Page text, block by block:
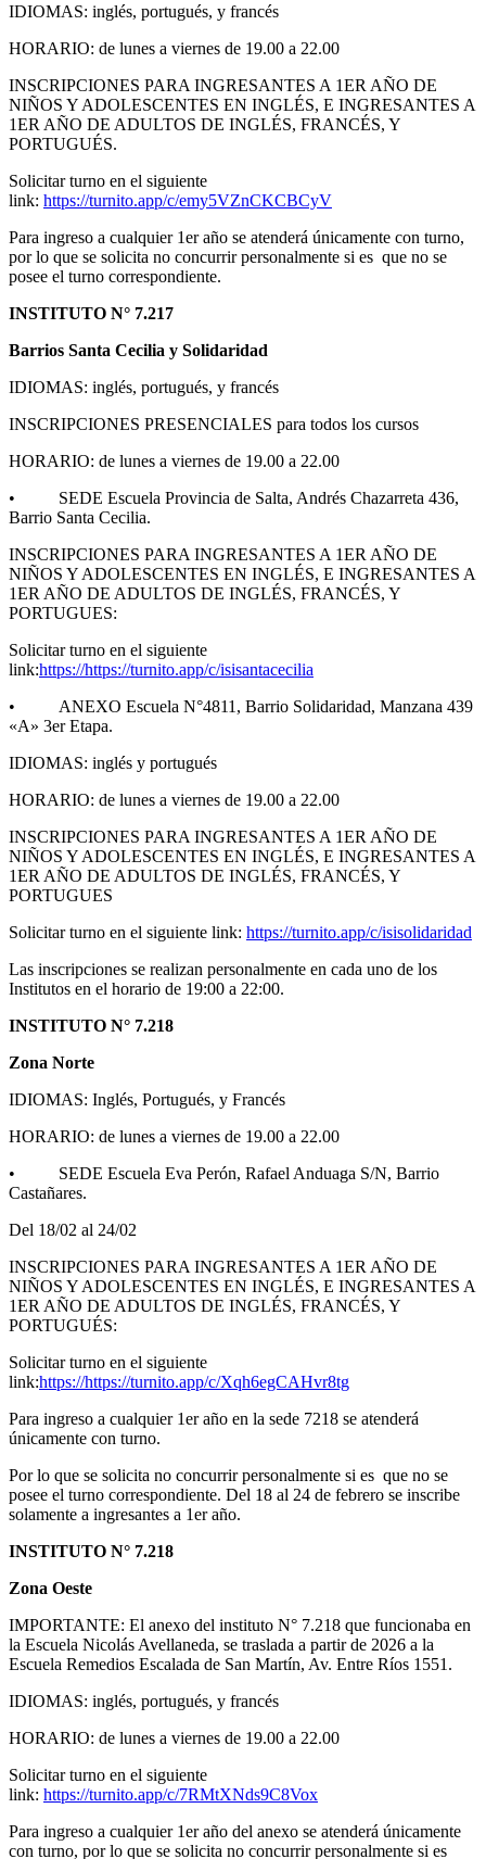
IDIOMAS: inglés, portugués, y francés
HORARIO: de lunes a viernes de 19.00 a 22.00
INSCRIPCIONES PARA INGRESANTES A 1ER AÑO DE
NIÑOS Y ADOLESCENTES EN INGLÉS, E INGRESANTES A
1ER AÑO DE ADULTOS DE INGLÉS, FRANCÉS, Y
PORTUGUÉS.
Solicitar turno en el siguiente
link: https://turnito.app/c/emy5VZnCKCBCyV
Para ingreso a cualquier 1er año se atenderá únicamente con turno,
por lo que se solicita no concurrir personalmente si es que no se
posee el turno correspondiente.
INSTITUTO N° 7.217
Barrios Santa Cecilia y Solidaridad
IDIOMAS: inglés, portugués, y francés
INSCRIPCIONES PRESENCIALES para todos los cursos
HORARIO: de lunes a viernes de 19.00 a 22.00
• SEDE Escuela Provincia de Salta, Andrés Chazarreta 436,
Barrio Santa Cecilia.
INSCRIPCIONES PARA INGRESANTES A 1ER AÑO DE
NIÑOS Y ADOLESCENTES EN INGLÉS, E INGRESANTES A
1ER AÑO DE ADULTOS DE INGLÉS, FRANCÉS, Y
PORTUGUES:
Solicitar turno en el siguiente
link:https://https://turnito.app/c/isisantacecilia
• ANEXO Escuela N°4811, Barrio Solidaridad, Manzana 439
«A» 3er Etapa.
IDIOMAS: inglés y portugués
HORARIO: de lunes a viernes de 19.00 a 22.00
INSCRIPCIONES PARA INGRESANTES A 1ER AÑO DE
NIÑOS Y ADOLESCENTES EN INGLÉS, E INGRESANTES A
1ER AÑO DE ADULTOS DE INGLÉS, FRANCÉS, Y
PORTUGUES
Solicitar turno en el siguiente link: https://turnito.app/c/isisolidaridad
Las inscripciones se realizan personalmente en cada uno de los
Institutos en el horario de 19:00 a 22:00.
INSTITUTO N° 7.218
Zona Norte
IDIOMAS: Inglés, Portugués, y Francés
HORARIO: de lunes a viernes de 19.00 a 22.00
• SEDE Escuela Eva Perón, Rafael Anduaga S/N, Barrio
Castañares.
Del 18/02 al 24/02
INSCRIPCIONES PARA INGRESANTES A 1ER AÑO DE
NIÑOS Y ADOLESCENTES EN INGLÉS, E INGRESANTES A
1ER AÑO DE ADULTOS DE INGLÉS, FRANCÉS, Y
PORTUGUÉS:
Solicitar turno en el siguiente
link:https://https://turnito.app/c/Xqh6egCAHvr8tg
Para ingreso a cualquier 1er año en la sede 7218 se atenderá
únicamente con turno.
Por lo que se solicita no concurrir personalmente si es que no se
posee el turno correspondiente. Del 18 al 24 de febrero se inscribe
solamente a ingresantes a 1er año.
INSTITUTO N° 7.218
Zona Oeste
IMPORTANTE: El anexo del instituto N° 7.218 que funcionaba en
la Escuela Nicolás Avellaneda, se traslada a partir de 2026 a la
Escuela Remedios Escalada de San Martín, Av. Entre Ríos 1551.
IDIOMAS: inglés, portugués, y francés
HORARIO: de lunes a viernes de 19.00 a 22.00
Solicitar turno en el siguiente
link: https://turnito.app/c/7RMtXNds9C8Vox
Para ingreso a cualquier 1er año del anexo se atenderá únicamente
con turno, por lo que se solicita no concurrir personalmente si es